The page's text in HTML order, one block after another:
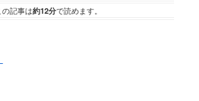
の記事は約12分で読めます。